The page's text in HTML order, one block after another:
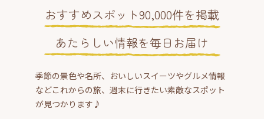
おすすめスポット90,000件を掲載
あたらしい情報を毎日お届け
季節の景色や名所、おいしいスイーツやグルメ情報
などこれからの旅、週末に行きたい素敵なスポット
が見つかります♪